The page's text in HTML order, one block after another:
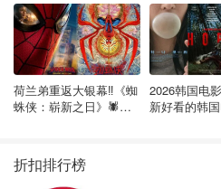
并且排放到水槽或排水管中，
上。详情请查看"露营基本知识"
食品冷却器：食品冷却器会招
营地时，请合理存储。
请将您的火柴放在防水的容器或
荷兰弟重返大银幕‼️《蜘
蛛侠：崭新之日》🕷️北
2026韩国电
新好看的韩
折扣排行榜